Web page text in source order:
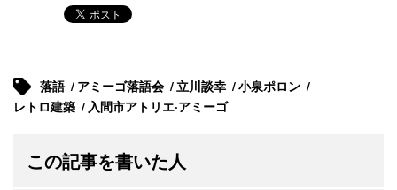
落語 アミーゴ落語会 立川談幸
小泉ポロン
レトロ建築
入間市アトリエ·アミーゴ
この記事を書いた人